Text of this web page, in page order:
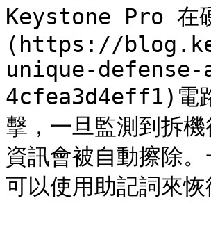
Keystone Pro 在
(https://
unique-
4cfea3d4eff1)電路
擊，一旦監測到拆
資訊會被自動擦除
可以使用助記詞來